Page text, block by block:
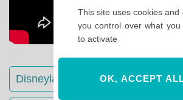
Disneyland Paris : Le guide
This site uses cookies and
you control over what you
to activate
OK, ACCEPT